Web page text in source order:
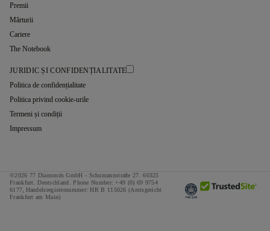
Premii
Mărturii
Cariere
The Notebook
JURIDIC ȘI CONFIDENȚIALITATE
Politica de confidențialitate
Politica privind cookie-urile
Termeni și condiții
Impressum
©2026 77 Diamonds GmbH - Schumannstraße 27. 60325
Frankfurt. Deutschland. Phone Number: +49 (0) 69 9754
6177,
Handelsregisternummer: HR B 115026 (Amtsgericht
Frankfurt am Main)